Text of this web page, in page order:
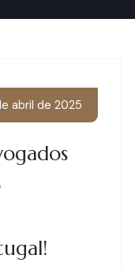
abril de 2025